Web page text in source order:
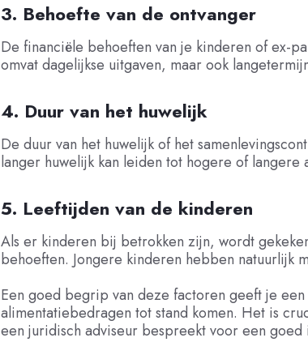
3. Behoefte van de ontvanger
De financiële behoeften van je kinderen of ex-
omvat dagelijkse uitgaven, maar ook
4. Duur van het huwelijk
De duur van het huwelijk of het
langer huwelijk kan leiden tot hogere of langere
5. Leeftijden van de kinderen
Als er kinderen bij betrokken zijn, wordt
behoeften. Jongere kinderen hebben natuurlijk
Een goed begrip van deze factoren geeft je
alimentatiebedragen tot stand komen. Het is
een juridisch adviseur bespreekt voor een